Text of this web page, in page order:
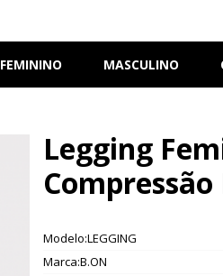
FEMININO MASCULINO
Legging
Compressão
Modelo:LEGGING
Marca:B.ON